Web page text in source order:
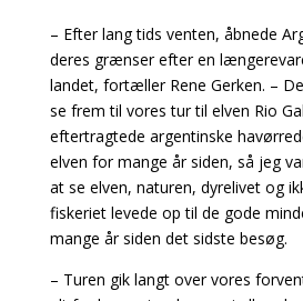
– Efter lang tids venten, åbnede
deres grænser efter en
landet, fortæller Rene Gerken. –
se frem til vores tur til elven Rio
eftertragtede argentinske
elven for mange år siden, så jeg
at se elven, naturen, dyrelivet og
fiskeriet levede op til de gode
mange år siden det sidste besøg.
– Turen gik langt over vores